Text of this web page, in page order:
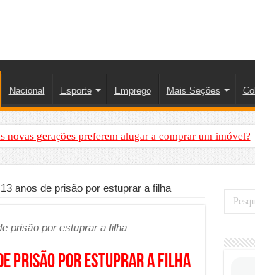
Nacional Esporte Emprego Mais Seções
novas gerações preferem alugar a comprar um imóvel?
certa de evoluir sua infraestrutura digital
e traslados em Porto Seguro, Bahia
dos canais de denúncia das empresas
a chegada da VIVAMOMENTO ao polo empresarial
anos de prisão por estuprar a filha
prisão por estuprar a filha
prisão por estuprar a filha